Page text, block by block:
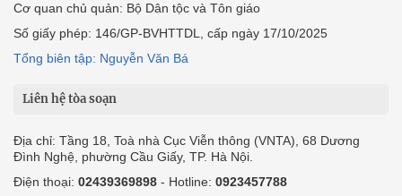
Cơ quan chủ quản: Bộ Dân tộc và Tôn giáo
Số giấy phép: 146/GP-BVHTTDL, cấp ngày 17/10/2025
Tổng biên tập: Nguyễn Văn Bá
Liên hệ tòa soạn
Địa chỉ: Tầng 18, Toà nhà Cục Viễn thông (VNTA), 68 Dương
Đình Nghệ, phường Cầu Giấy, TP. Hà Nội.
Điện thoại: 02439369898 - Hotline: 0923457788